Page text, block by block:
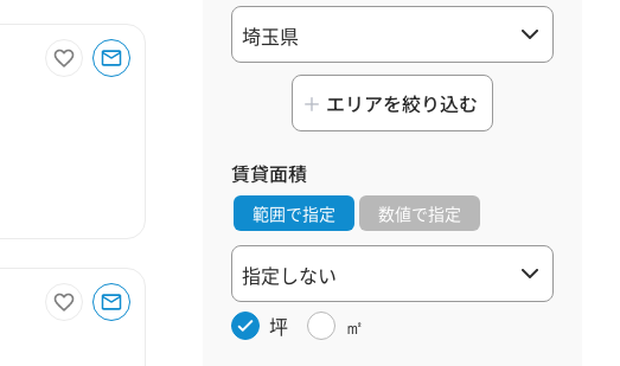
エリアを絞り込む
賃貸面積
範囲で指定 数値で指定
坪 ㎡